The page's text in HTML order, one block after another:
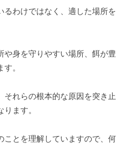
るわけではなく、適した場所を
や身を守りやすい場所、餌が豊
。
それらの根本的な原因を突き止
ます。
ことを理解していますので、何